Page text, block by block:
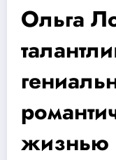
Ольга
жизнью